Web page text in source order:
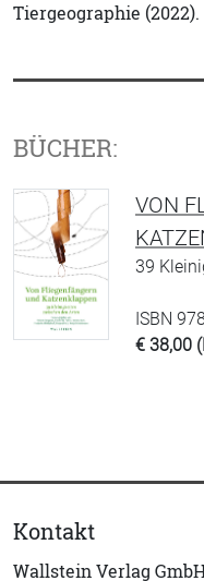
Tiergeographie (2022).
BÜCHER:
VON
39
ISBN
€ 38,00
Kontakt
Wallstein Verlag